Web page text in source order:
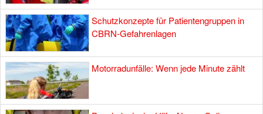
Schutzkonzepte für Patientengruppen in
CBRN-Gefahrenlagen
Motorradunfälle: Wenn jede Minute zählt